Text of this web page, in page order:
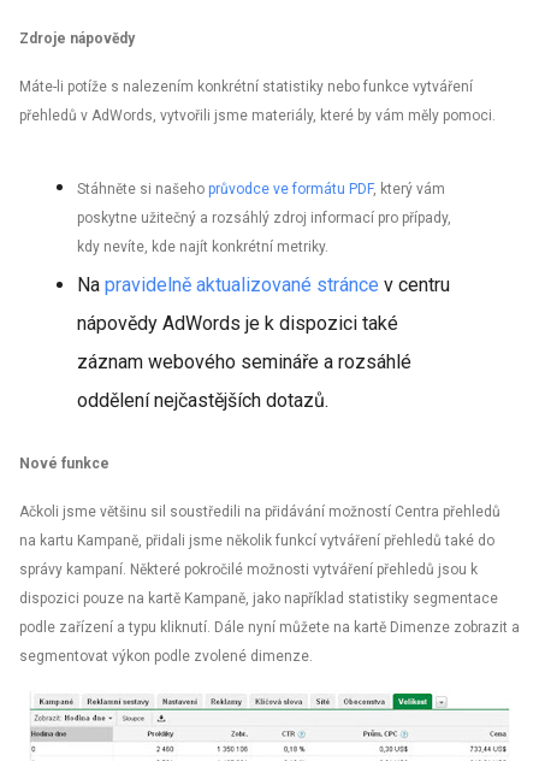
Zdroje nápovědy
Máte-li potíže s nalezením konkrétní statistiky nebo funkce vytváření
přehledů v AdWords, vytvořili jsme materiály, které by vám měly pomoci.
Stáhněte si našeho průvodce ve formátu PDF, který vám
poskytne užitečný a rozsáhlý zdroj informací pro případy,
kdy nevíte, kde najít konkrétní metriky.
Na pravidelně aktualizované stránce v centru
nápovědy AdWords je k dispozici také
záznam webového semináře a rozsáhlé
oddělení nejčastějších dotazů.
Nové funkce
Ačkoli jsme většinu sil soustředili na přidávání možností Centra přehledů
na kartu Kampaně, přidali jsme několik funkcí vytváření přehledů také do
správy kampaní. Některé pokročilé možnosti vytváření přehledů jsou k
dispozici pouze na kartě Kampaně, jako například statistiky segmentace
podle zařízení a typu kliknutí. Dále nyní můžete na kartě Dimenze zobrazit a
segmentovat výkon podle zvolené dimenze.